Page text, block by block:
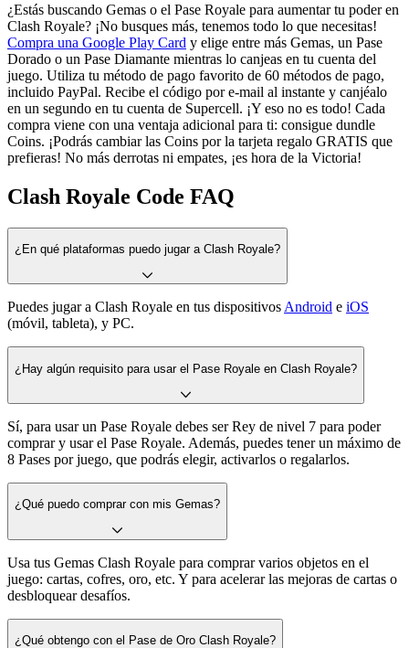
¿Estás buscando Gemas o el Pase Royale para aumentar tu poder en
Clash Royale? ¡No busques más, tenemos todo lo que necesitas!
Compra una Google Play Card y elige entre más Gemas, un Pase
Dorado o un Pase Diamante mientras lo canjeas en tu cuenta del
juego. Utiliza tu método de pago favorito de 60 métodos de pago,
incluido PayPal. Recibe el código por e-mail al instante y canjéalo
en un segundo en tu cuenta de Supercell. ¡Y eso no es todo! Cada
compra viene con una ventaja adicional para ti: consigue dundle
Coins. ¡Podrás cambiar las Coins por la tarjeta regalo GRATIS que
prefieras! No más derrotas ni empates, ¡es hora de la Victoria!
Clash Royale Code FAQ
¿En qué plataformas puedo jugar a Clash Royale?
Puedes jugar a Clash Royale en tus dispositivos Android e iOS
(móvil, tableta), y PC.
¿Hay algún requisito para usar el Pase Royale en Clash Royale?
Sí, para usar un Pase Royale debes ser Rey de nivel 7 para poder
comprar y usar el Pase Royale. Además, puedes tener un máximo de
8 Pases por juego, que podrás elegir, activarlos o regalarlos.
¿Qué puedo comprar con mis Gemas?
Usa tus Gemas Clash Royale para comprar varios objetos en el
juego: cartas, cofres, oro, etc. Y para acelerar las mejoras de cartas o
desbloquear desafíos.
¿Qué obtengo con el Pase de Oro Clash Royale?